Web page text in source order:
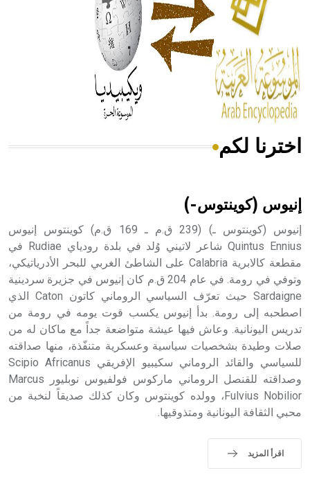
- هل تعلم أن المرجان إفراز حيواني يتكون في البحر ويتركب
من مادة كربونات الكلسيوم، وهو أحمر أو شديد الحمرة وهو
أجود أنواعه، ويمتاز بكبر الحجم ويسمى الش
هل تعلم أن الأبسيد كلمة فرنسية اللفظ تم اعتمادها مصطلحاً
- هل تعلم أن أبجر Abgar اسم معروف جيداً يعود إلى عدد من
الملوك الذين حكموا مدينة إديسا (الرها) من أبجر الأول وحتى
التاسع، وهم ينتسبون إلى أسرة أوسروين
- هل تعلم أن الأبجدية الكنعانية تتألف من /22/ علامة كتابية
sign تكتب منفصلة غير متصلة، وتعتمد المبدأ الأكوروفوني،
حيث تقتصر القيمة الصوتية للعلامة الك
اخترنا لكم
إنيوس (كوينتوس-)
إنيوس (كوينتوس ـ) (239 ق.م ـ 169 ق.م) كوينتوس إنيوس
Quintus Ennius شاعر لاتيني وُلد في بلدة رودياي Rudiae في
مقطعة كالابرية Calabria على الشاطئ الغربي للبحر الأدرياتيكي،
وتوفي في رومة. في عام 204 ق.م كان إنيوس في جزيرة سردينية
Sardaigne حيث تعرّف السياسي الروماني كاتون Caton الذي
اصطحبه إلى رومة. بدأ إنيوس يكسب قوت يومه في رومة من
تدريس اليونانية. وعاش فيها عيشة متواضعة جداً مع ماكان له من
صلات وطيدة بشخصيات سياسية وعسكرية متنفّذة، منها صداقته
للسياسي والقائد الروماني سكيبيو الإفريقي Scipio Africanus
وصداقته للقنصل الروماني ماركوس فولفيوس نوبليور Marcus
Fulvius Nobilior، وولده كوينتوس وكان كذلك صديقاً لنخبة من
محبي الثقافة اليونانية ومتذوقيها.
اقرأ المزيد